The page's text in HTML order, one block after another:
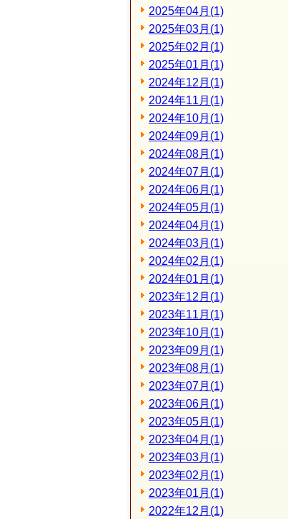
2025年04月(1)
2025年03月(1)
2025年02月(1)
2025年01月(1)
2024年12月(1)
2024年11月(1)
2024年10月(1)
2024年09月(1)
2024年08月(1)
2024年07月(1)
2024年06月(1)
2024年05月(1)
2024年04月(1)
2024年03月(1)
2024年02月(1)
2024年01月(1)
2023年12月(1)
2023年11月(1)
2023年10月(1)
2023年09月(1)
2023年08月(1)
2023年07月(1)
2023年06月(1)
2023年05月(1)
2023年04月(1)
2023年03月(1)
2023年02月(1)
2023年01月(1)
2022年12月(1)